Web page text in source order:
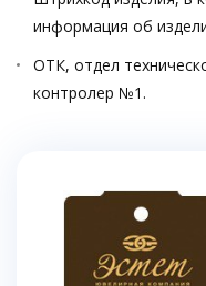
информация об
ОТК, отдел
контролер №1.